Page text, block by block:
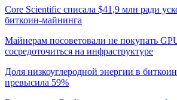
Core Scientific списала $41,9 млн ради
биткоин-майнинга
Майнерам посоветовали не покупать
сосредоточиться на инфраструктуре
Доля низкоуглеродной энергии в
превысила 59%